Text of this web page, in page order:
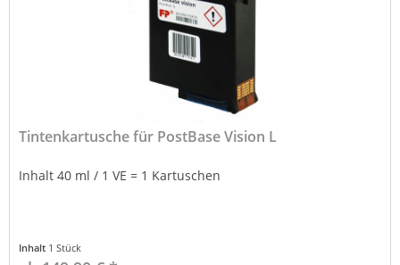
Tintenkartusche für PostBase Vision L
Inhalt 40 ml / 1 VE = 1 Kartuschen
Inhalt 1 Stück